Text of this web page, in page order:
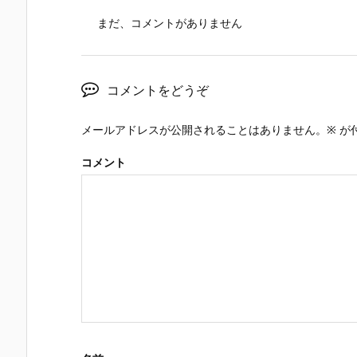
まだ、コメントがありません
コメントをどうぞ
メールアドレスが公開されることはありません。 ※ が
コメント